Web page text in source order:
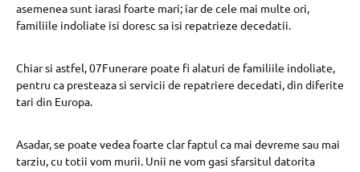
asemenea sunt iarasi foarte mari; iar de cele mai multe ori,
familiile indoliate isi doresc sa isi repatrieze decedatii.
Chiar si astfel, 07Funerare poate fi alaturi de familiile indoliate,
pentru ca presteaza si servicii de repatriere decedati, din diferite
tari din Europa.
Asadar, se poate vedea foarte clar faptul ca mai devreme sau mai
tarziu, cu totii vom murii. Unii ne vom gasi sfarsitul datorita